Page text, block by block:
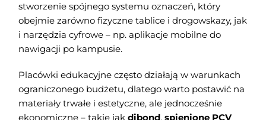
stworzenie spójnego systemu oznaczeń, który
obejmie zarówno fizyczne tablice i drogowskazy, jak
i narzędzia cyfrowe – np. aplikacje mobilne do
nawigacji po kampusie.
Placówki edukacyjne często działają w warunkach
ograniczonego budżetu, dlatego warto postawić na
materiały trwałe i estetyczne, ale jednocześnie
ekonomiczne – takie jak dibond, spienione PCV